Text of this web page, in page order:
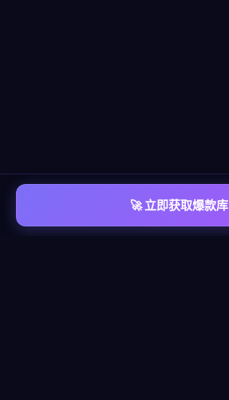
🚀 立即获取爆款库